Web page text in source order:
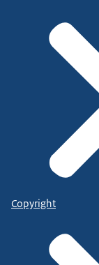
Copyright